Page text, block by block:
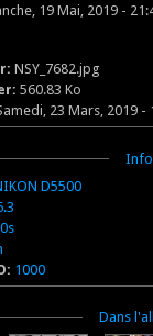
19 Mai, 2019 -
NSY_7682.jpg
560.83 Ko
23 Mars, 2019 -
D5500
1000
Dans